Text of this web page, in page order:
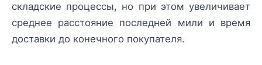
складские процессы, но при этом увеличивает
среднее расстояние последней мили и время
доставки до конечного покупателя.